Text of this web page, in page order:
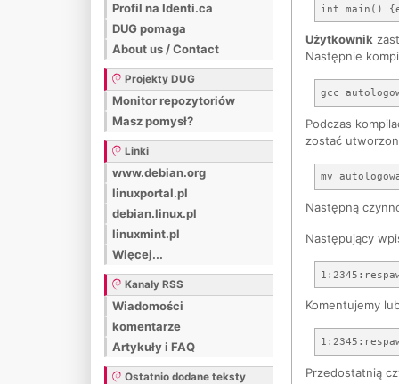
Profil na Identi.ca
DUG pomaga
About us / Contact
Projekty DUG
Monitor repozytoriów
Masz pomysł?
Linki
www.debian.org
linuxportal.pl
debian.linux.pl
linuxmint.pl
Więcej...
Kanały RSS
Wiadomości
komentarze
Artykuły i FAQ
Ostatnio dodane teksty
Użytkownik
Następnie
Podczas
zostać
Następną
Następujący
Komentujemy
Przedostatnią